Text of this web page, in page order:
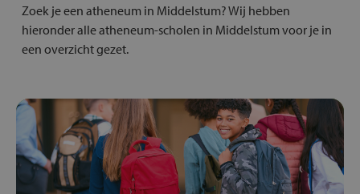
Zoek je een atheneum in Middelstum? Wij hebben
hieronder alle atheneum-scholen in Middelstum voor je in
een overzicht gezet.